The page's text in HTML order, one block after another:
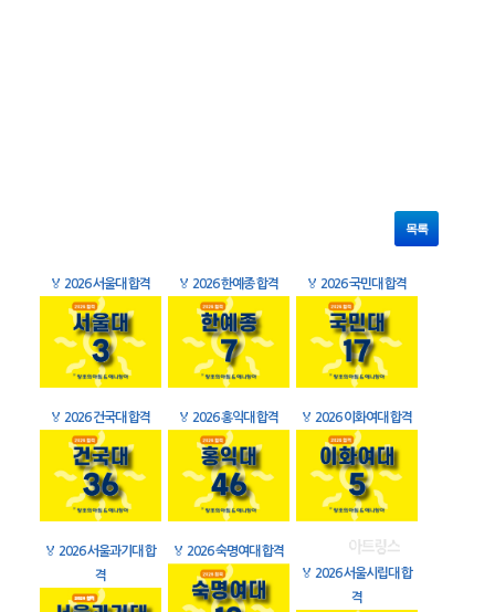
목록
🏅 2026 서울대 합격 🏅 2026 한예종 합격 🏅 2026 국민대 합격
🏅 2026 건국대 합격 🏅 2026 홍익대 합격 🏅 2026 이화여대 합격
🏅 2026 서울과기대 합
격
🏅 2026 숙명여대 합격
🏅 2026 서울시립대 합
격